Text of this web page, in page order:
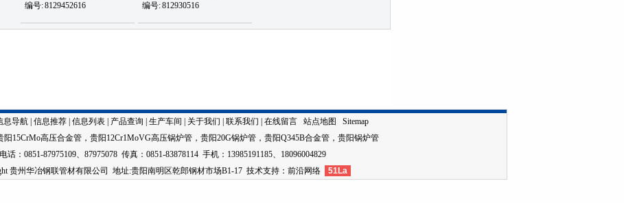
编号:8129452616
编号:812930516
息导航 信息推荐 信息列表 产品查询 生产车间 关于我们 联系我们 在线留言 站点地图
Sitemap
阳15CrMo高压合金管 ， 贵阳12Cr1MoVG高压锅炉管 ， 贵阳20G锅炉管 ， 贵阳Q345B合金管 ， 贵阳锅炉管
电话：0851-87975109、87975078 传真：0851-83878114 手机：13985191185、18096004829
贵州华冶钢联管材有限公司 地址:贵阳南明区乾郎钢材市场B1-17 技术支持：前沿网络 51La